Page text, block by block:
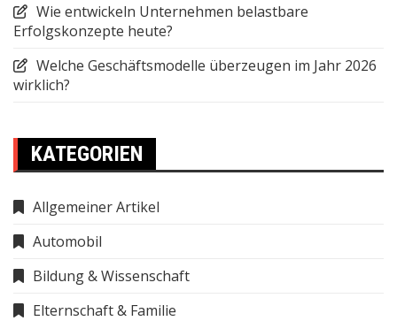
Wie entwickeln Unternehmen belastbare
Erfolgskonzepte heute?
Welche Geschäftsmodelle überzeugen im Jahr 2026
wirklich?
KATEGORIEN
Allgemeiner Artikel
Automobil
Bildung & Wissenschaft
Elternschaft & Familie